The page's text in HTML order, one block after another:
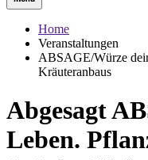
Home
Veranstaltungen
ABSAGE/Würze
Kräuteranbaus
Ab­gesagt
Leben.